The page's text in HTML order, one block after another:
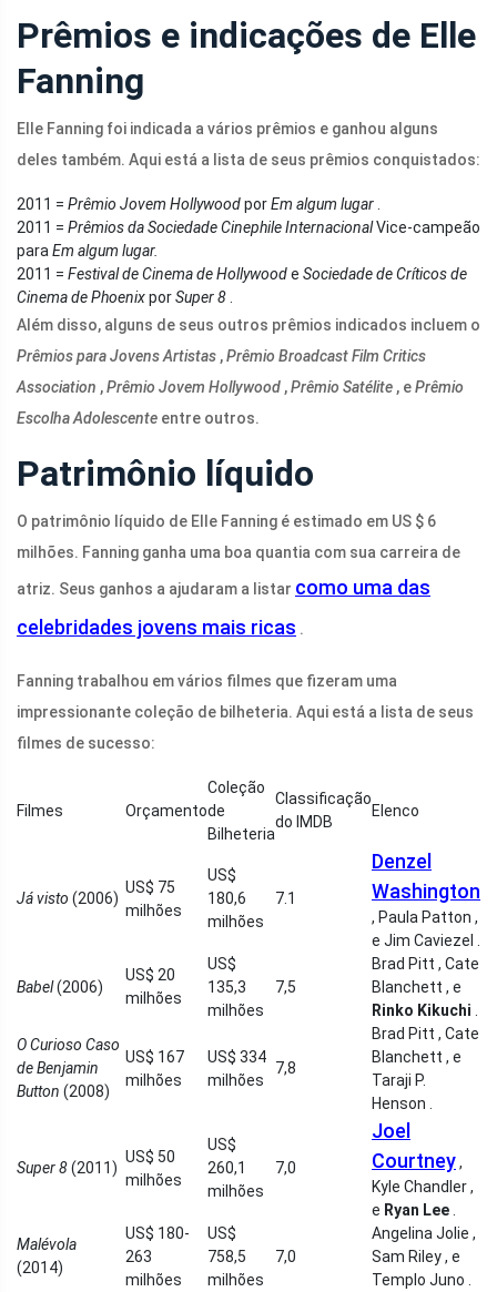
Prêmios e indicações de Elle
Fanning
Elle Fanning foi indicada a vários prêmios e ganhou alguns
deles também. Aqui está a lista de seus prêmios conquistados:
2011 = Prêmio Jovem HollywoodporEm algum lugar
2011 = Prêmios da Sociedade Cinephile InternacionalVice-campeão
para Em algum lugar.
2011 = Festival de Cinema de Hollywoode Sociedade de Críticos de
Cinema de PhoenixporSuper 8
Além disso, alguns de seus outros prêmios indicados incluem o
Prêmios para Jovens Artistas ,Prêmio Broadcast Film Critics
Association ,Prêmio Jovem Hollywood ,Prêmio Satélite , ePrêmio
Escolha Adolescente entre outros.
Patrimônio líquido
O patrimônio líquido de Elle Fanning é estimado em US $ 6
milhões. Fanning ganha uma boa quantia com sua carreira de
atriz. Seus ganhos a ajudaram a listar como uma das
celebridades jovens mais ricas .
Fanning trabalhou em vários filmes que fizeram uma
impressionante coleção de bilheteria. Aqui está a lista de seus
filmes de sucesso:
Filmes Orçamento
Coleção
de
Bilheteria
Classificação
do IMDB
Elenco
Já visto (2006)
US$ 75
milhões
US$
180,6
milhões
7.1
Denzel
Washington
, Paula Patton ,
e Jim Caviezel .
Babel(2006)
US$ 20
milhões
US$
135,3
milhões
7,5
Brad Pitt , Cate
Blanchett , e
Rinko Kikuchi
O Curioso Caso
de Benjamin
Button (2008)
US$ 167
milhões
US$ 334
milhões
7,8
Brad Pitt , Cate
Blanchett , e
Taraji P.
Henson .
Super 8(2011)
US$ 50
milhões
US$
260,1
milhões
7,0
Joel
Courtney,
Kyle Chandler ,
e Ryan Lee
Malévola
(2014)
US$ 180-
263
milhões
US$
758,5
milhões
7,0
Angelina Jolie ,
Sam Riley , e
Templo Juno .